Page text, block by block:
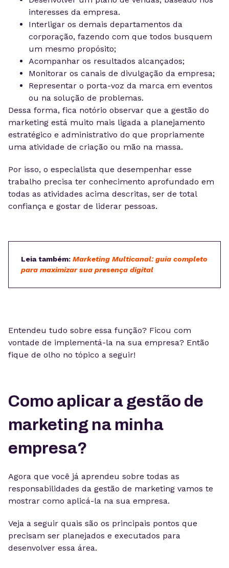
interesses da empresa.
Interligar os demais departamentos da
corporação, fazendo com que todos busquem
um mesmo propósito;
Acompanhar os resultados alcançados;
Monitorar os canais de divulgação da empresa;
Representar o porta-voz da marca em eventos
ou na solução de problemas.
Dessa forma, fica notório observar que a gestão do
marketing está muito mais ligada a planejamento
estratégico e administrativo do que propriamente
uma atividade de criação ou mão na massa.
Por isso, o especialista que desempenhar esse
trabalho precisa ter conhecimento aprofundado em
todas as atividades acima descritas, ser de total
confiança e gostar de liderar pessoas.
Leia também: Marketing Multicanal: guia completo
para maximizar sua presença digital
Entendeu tudo sobre essa função? Ficou com
vontade de implementá-la na sua empresa? Então
fique de olho no tópico a seguir!
Como aplicar a gestão de
marketing na minha
empresa?
Agora que você já aprendeu sobre todas as
responsabilidades da gestão de marketing vamos te
mostrar como aplicá-la na sua empresa.
Veja a seguir quais são os principais pontos que
precisam ser planejados e executados para
desenvolver essa área.